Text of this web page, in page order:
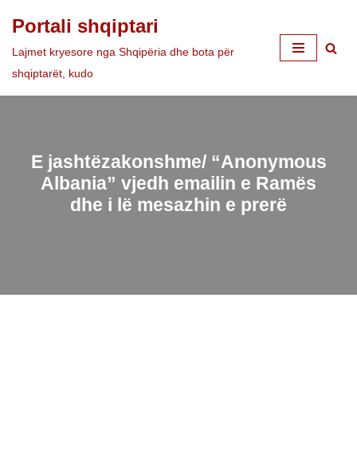
Skip
to
Portali shqiptari
Lajmet kryesore nga Shqipëria dhe bota për
shqiptarët, kudo
E jashtëzakonshme/ “Anonymous
Albania” vjedh emailin e Ramës
dhe i lë mesazhin e prerë